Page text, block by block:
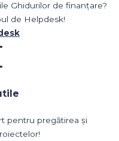
Ghidurilor de finanțare?
de Helpdesk!
pentru pregătirea și